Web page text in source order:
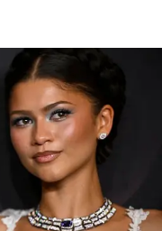
Shyn, Nam Phùng,
Hiếu, JSOL…